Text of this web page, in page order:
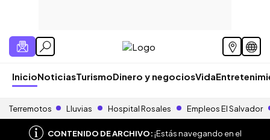
InicioNoticiasTurismoDinero y negociosVida
Terremotos Lluvias Hospital Rosales Empleos El Salvador
CONTENIDO DE ARCHIVO:¡Estás navegando en el